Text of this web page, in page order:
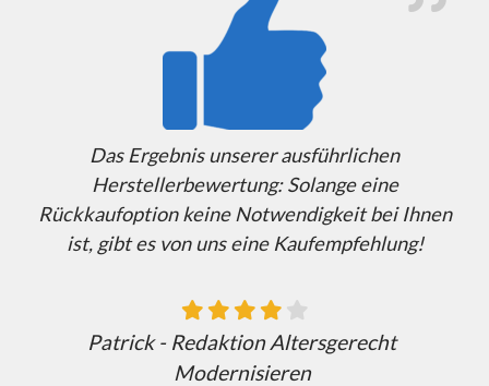
Das Ergebnis unserer ausführlichen
Herstellerbewertung: Solange eine
Rückkaufoption keine Notwendigkeit bei Ihnen
ist, gibt es von uns eine Kaufempfehlung!
Patrick - Redaktion Altersgerecht
Modernisieren